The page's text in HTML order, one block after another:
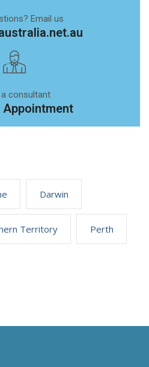
Email us
a consultant
Appointment
Darwin
Territory Perth